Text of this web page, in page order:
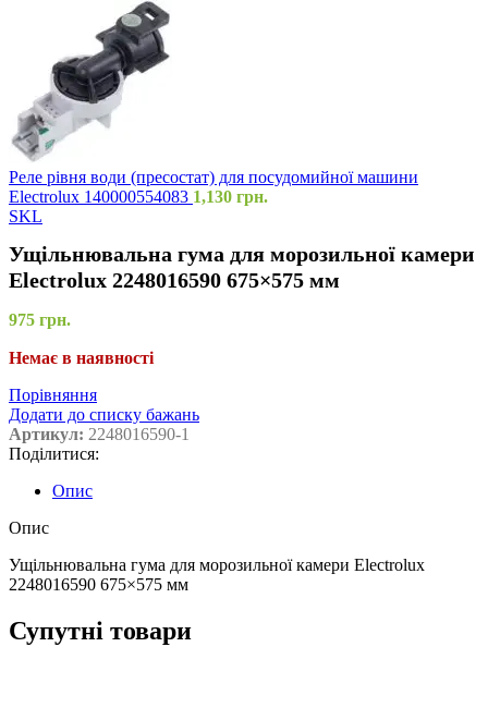
Реле рівня води (пресостат) для посудомийної машини
Electrolux 140000554083 1,130 грн.
SKL
Ущільнювальна гума для морозильної камери
Electrolux 2248016590 675×575 мм
975 грн.
Немає в наявності
Порівняння
Додати до списку бажань
Артикул: 2248016590-1
Поділитися:
Опис
Опис
Ущільнювальна гума для морозильної камери Electrolux
2248016590 675×575 мм
Супутні товари